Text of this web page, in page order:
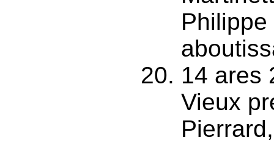
14 ares
Vieux